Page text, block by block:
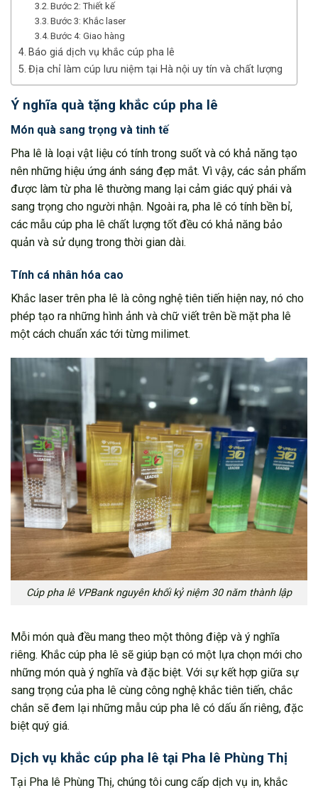
Bước 2: Thiết kế
Bước 3: Khắc laser
Bước 4: Giao hàng
Báo giá dịch vụ khắc cúp pha lê
Địa chỉ làm cúp lưu niệm tại Hà nội uy tín và chất lượng
Ý nghĩa quà tặng khắc cúp pha lê
Món quà sang trọng và tinh tế
Pha lê là loại vật liệu có tính trong suốt và có khả năng tạo
nên những hiệu ứng ánh sáng đẹp mắt. Vì vậy, các sản phẩm
được làm từ pha lê thường mang lại cảm giác quý phái và
sang trọng cho người nhận. Ngoài ra, pha lê có tính bền bỉ,
các mẫu cúp pha lê chất lượng tốt đều có khả năng bảo
quản và sử dụng trong thời gian dài.
Tính cá nhân hóa cao
Khắc laser trên pha lê là công nghệ tiên tiến hiện nay, nó cho
phép tạo ra những hình ảnh và chữ viết trên bề mặt pha lê
một cách chuẩn xác tới từng milimet.
Cúp pha lê VPBank nguyên khối kỷ niệm 30 năm thành lập
Mỗi món quà đều mang theo một thông điệp và ý nghĩa
riêng. Khắc cúp pha lê sẽ giúp bạn có một lựa chọn mới cho
những món quà ý nghĩa và đặc biệt. Với sự kết hợp giữa sự
sang trọng của pha lê cùng công nghệ khắc tiên tiến, chắc
chắn sẽ đem lại những mẫu cúp pha lê có dấu ấn riêng, đặc
biệt quý giá.
Dịch vụ khắc cúp pha lê tại Pha lê Phùng Thị
Tại Pha lê Phùng Thị, chúng tôi cung cấp dịch vụ in, khắc